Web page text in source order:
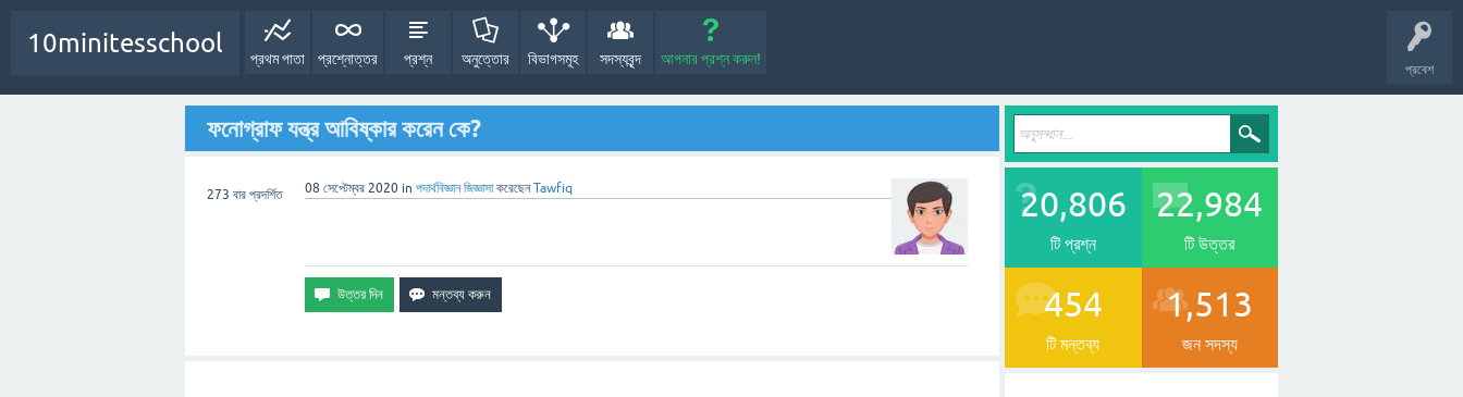
প্রবেশ
10minitesschool
প্রথম পাতা প্রশ্নোত্তর প্রশ্ন অনুত্তোর বিভাগসমূহ সদস্যবৃন্দ আপনার প্রশ্ন করুন!
ফনোগ্রাফ যন্ত্র আবিষ্কার করেন কে?
273 বার প্রদর্শিত 08 সেপ্টেম্বর 2020 in পদার্থবিজ্ঞান জিজ্ঞাসা করেছেনTawfiq 20,806
টি প্রশ্ন
22,984
টি উত্তর
454
টি মন্তব্য
1,513
জন সদস্য